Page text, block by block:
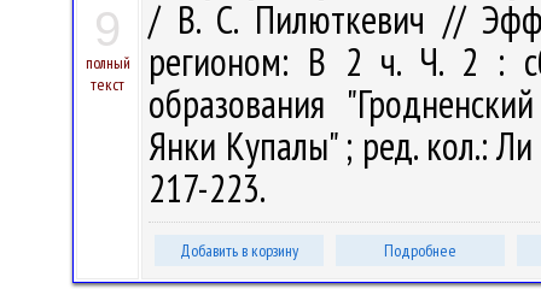
9
полный
текст
/ В. С. Пилюткевич //
регионом: В 2 ч. Ч. 2 :
образования
Янки Купалы" ; ред. кол.:
217-223.
Добавить в корзину Подробнее